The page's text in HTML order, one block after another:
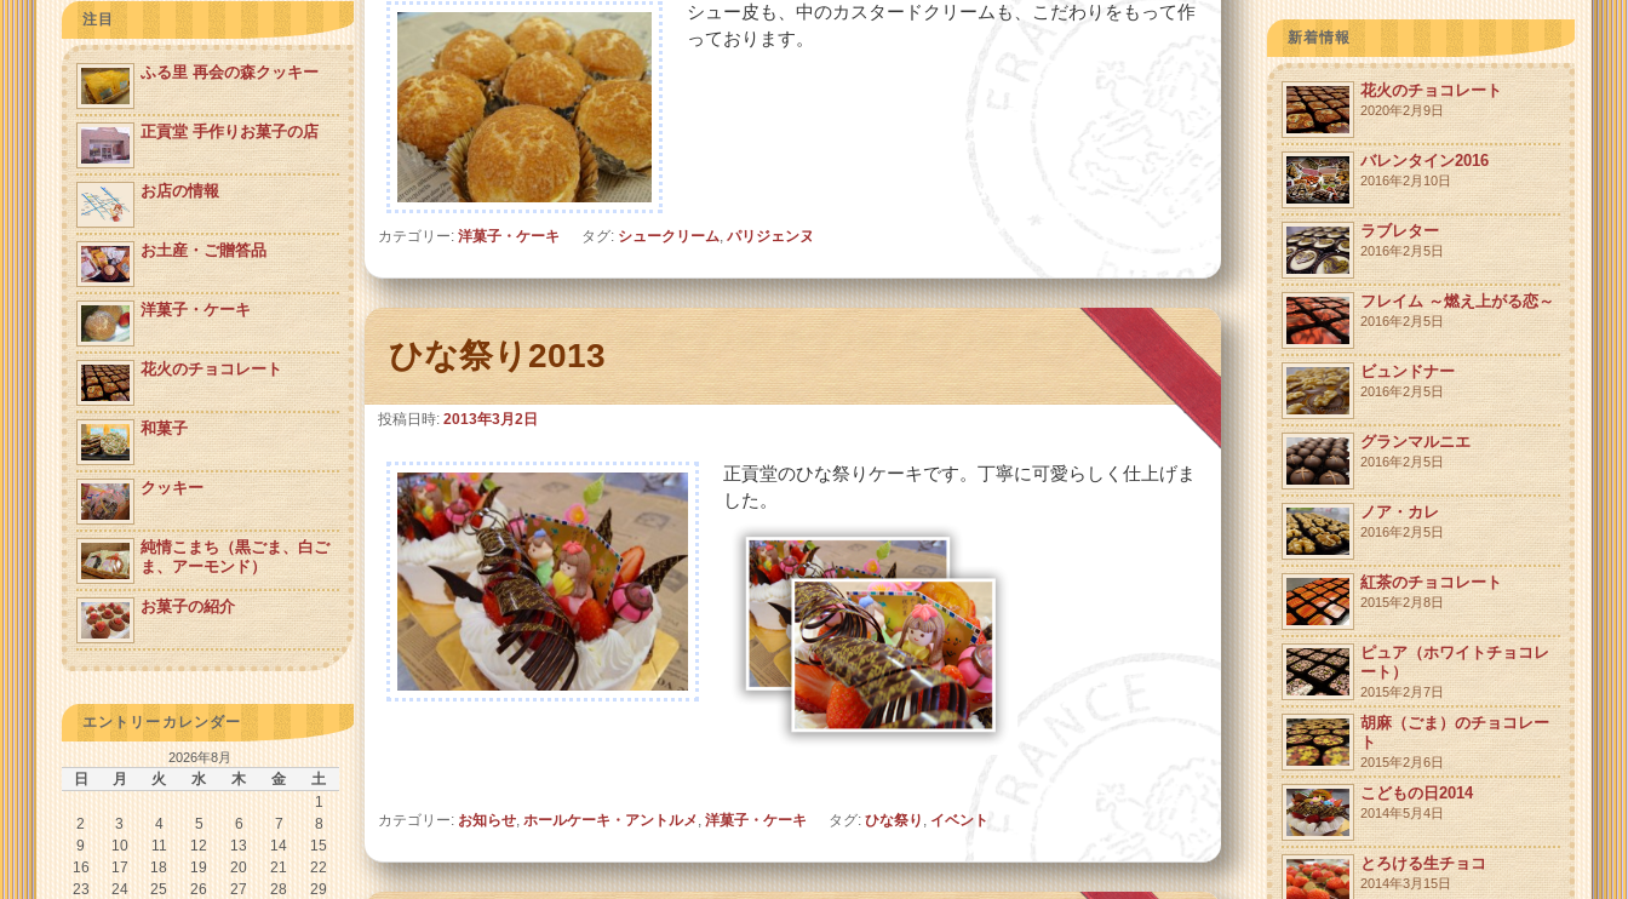
シュー皮も、中のカスタードクリームも、こだわりをもって作
っております。
カテゴリー: 洋菓子・ケーキ タグ: シュークリーム, パリジェンヌ
ひな祭り2013
投稿日時: 2013年3月2日
正貢堂のひな祭りケーキです。丁寧に可愛らしく仕上げま
した。
カテゴリー: お知らせ, ホールケーキ・アントルメ, 洋菓子・ケーキ タグ: ひな祭り , イベント
新着情報
花火のチョコレート
2020年2月9日
バレンタイン2016
2016年2月10日
ラブレター
2016年2月5日
フレイム ～燃え上がる恋～
2016年2月5日
ビュンドナー
2016年2月5日
グランマルニエ
2016年2月5日
ノア・カレ
2016年2月5日
紅茶のチョコレート
2015年2月8日
ピュア（ホワイトチョコレ
ート）
2015年2月7日
胡麻（ごま）のチョコレー
ト
2015年2月6日
こどもの日2014
2014年5月4日
とろける生チョコ
2014年3月15日
注目
ふる里 再会の森クッキー
正貢堂 手作りお菓子の店
お店の情報
お土産・ご贈答品
洋菓子・ケーキ
花火のチョコレート
和菓子
クッキー
純情こまち（黒ごま、白ご
ま、アーモンド）
お菓子の紹介
エントリーカレンダー
2026年8月
日 月 火 水 木 金 土
1
2
3 4 5 6 7
8
9
10 11 12 13 14
15
16
17 18 19 20 21
22
23
24 25 26 27 28
29